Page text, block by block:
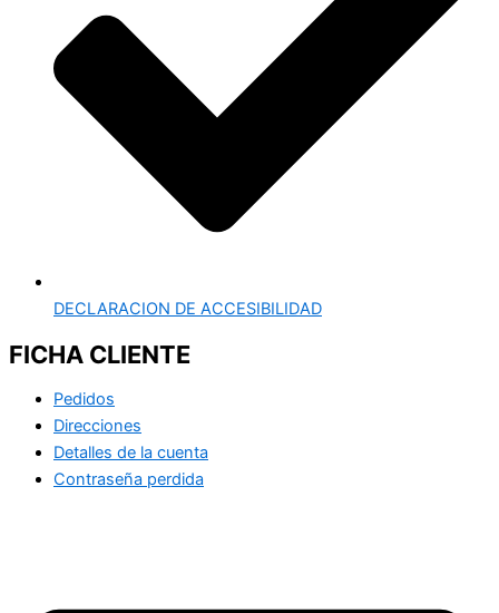
DECLARACION DE ACCESIBILIDAD
FICHA CLIENTE
Pedidos
Direcciones
Detalles de la cuenta
Contraseña perdida